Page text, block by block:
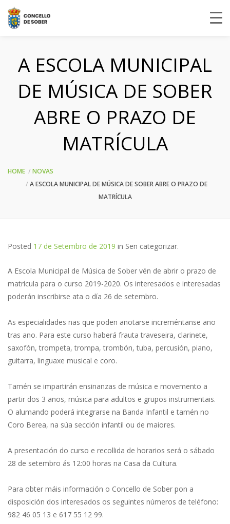
A ESCOLA MUNICIPAL
DE MÚSICA DE SOBER
ABRE O PRAZO DE
MATRÍCULA
HOME
NOVAS
A ESCOLA MUNICIPAL DE MÚSICA DE SOBER ABRE O PRAZO DE
MATRÍCULA
Posted 17 de Setembro de 2019 in Sen categorizar.
A Escola Municipal de Música de Sober vén de abrir o prazo de
matrícula para o curso 2019-2020. Os interesados e interesadas
poderán inscribirse ata o día 26 de setembro.
As especialidades nas que poden anotarse increméntanse ano
tras ano. Para este curso haberá frauta traveseira, clarinete,
saxofón, trompeta, trompa, trombón, tuba, percusión, piano,
guitarra, linguaxe musical e coro.
Tamén se impartirán ensinanzas de música e movemento a
partir dos 3 anos, música para adultos e grupos instrumentais.
O alumando poderá integrarse na Banda Infantil e tamén no
Coro Berea, na súa sección infantil ou de maiores.
A presentación do curso e recollida de horarios será o sábado
28 de setembro ás 12:00 horas na Casa da Cultura.
Para obter máis información o Concello de Sober pon a
disposición dos interesados os seguintes números de teléfono:
982 46 05 13 e 617 55 12 99.